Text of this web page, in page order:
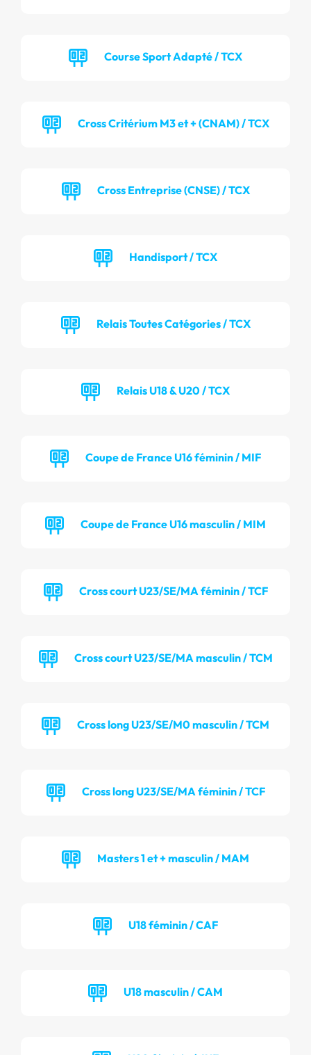
Course Sport Adapté / TCX
Cross Critérium M3 et + (CNAM) / TCX
Cross Entreprise (CNSE) / TCX
Handisport / TCX
Relais Toutes Catégories / TCX
Relais U18 & U20 / TCX
Coupe de France U16 féminin / MIF
Coupe de France U16 masculin / MIM
Cross court U23/SE/MA féminin / TCF
Cross court U23/SE/MA masculin / TCM
Cross long U23/SE/M0 masculin / TCM
Cross long U23/SE/MA féminin / TCF
Masters 1 et + masculin / MAM
U18 féminin / CAF
U18 masculin / CAM